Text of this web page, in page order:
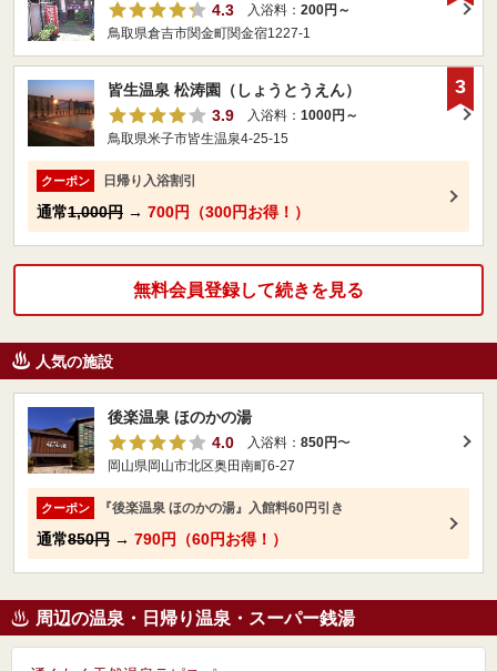
4.3
入浴料： 200円～
鳥取県倉吉市関金町関金宿1227-1
皆生温泉 松涛園（しょうとうえん）
3.9
入浴料： 1000円～
鳥取県米子市皆生温泉4-25-15
クーポン 日帰り入浴割引
通常1,000円 → 700円（300円お得！）
3
無料会員登録して続きを見る
人気の施設
後楽温泉 ほのかの湯
4.0
入浴料： 850円〜
岡山県岡山市北区奥田南町6-27
クーポン 『後楽温泉 ほのかの湯』入館料60円引き
通常850円 → 790円（60円お得！）
周辺の温泉・日帰り温泉・スーパー銭湯